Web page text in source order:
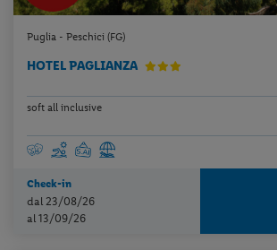
Puglia - Peschici (FG)
HOTEL PAGLIANZA
soft all inclusive
Check-in
dal 23/08/26
al 13/09/26